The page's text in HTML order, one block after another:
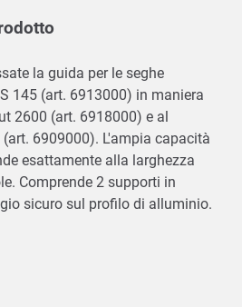
la guida per le seghe
145 (art. 6913000) in maniera
2600 (art. 6918000) e al
(art. 6909000). L'ampia capacità
esattamente alla larghezza
Comprende 2 supporti in
sicuro sul profilo di alluminio.